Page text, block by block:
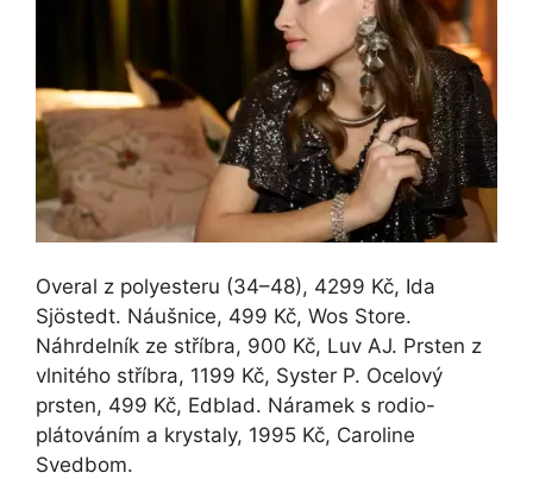
Overal z polyesteru (34–48), 4299 Kč, Ida
Sjöstedt. Náušnice, 499 Kč, Wos Store.
Náhrdelník ze stříbra, 900 Kč, Luv AJ. Prsten z
vlnitého stříbra, 1199 Kč, Syster P. Ocelový
prsten, 499 Kč, Edblad. Náramek s rodio-
plátováním a krystaly, 1995 Kč, Caroline
Svedbom.